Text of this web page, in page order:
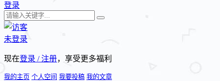
登录
未登录
现在登录 / 注册，享受更多福利
我的主页 个人空间 我要投稿 我的文章